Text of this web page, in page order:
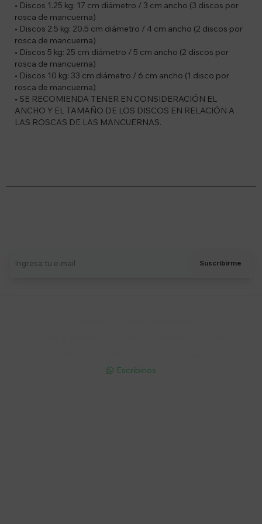
• Discos 1.25 kg: 17 cm diámetro / 3 cm ancho (3 discos por
rosca de mancuerna)
• Discos 2.5 kg: 20.5 cm diámetro / 4 cm ancho (2 discos por
rosca de mancuerna)
• Discos 5 kg: 25 cm diámetro / 5 cm ancho (2 discos por
rosca de mancuerna)
• Discos 10 kg: 33 cm diámetro / 6 cm ancho (1 disco por
rosca de mancuerna)
• SE RECOMIENDA TENER EN CONSIDERACIÓN EL
ANCHO Y EL TAMAÑO DE LOS DISCOS EN RELACIÓN A
LAS ROSCAS DE LAS MANCUERNAS.
Suscribirme
 Escribinos